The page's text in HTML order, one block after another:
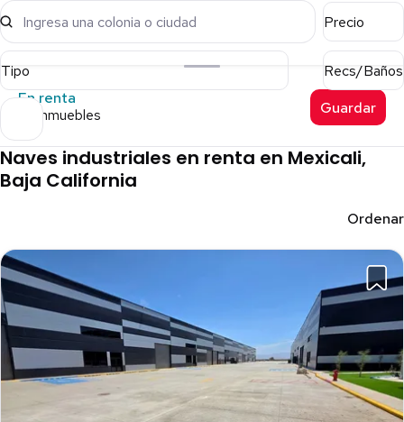
Ingresa una colonia o ciudad Precio
Tipo
Recs/Baños
En renta
37 inmuebles Guardar
Naves industriales en renta en Mexicali,
Baja California
Ordenar